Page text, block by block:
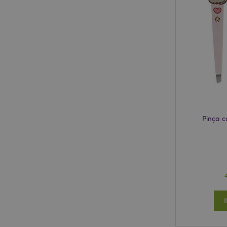
Pinça
mage-cache-
section_data_ids